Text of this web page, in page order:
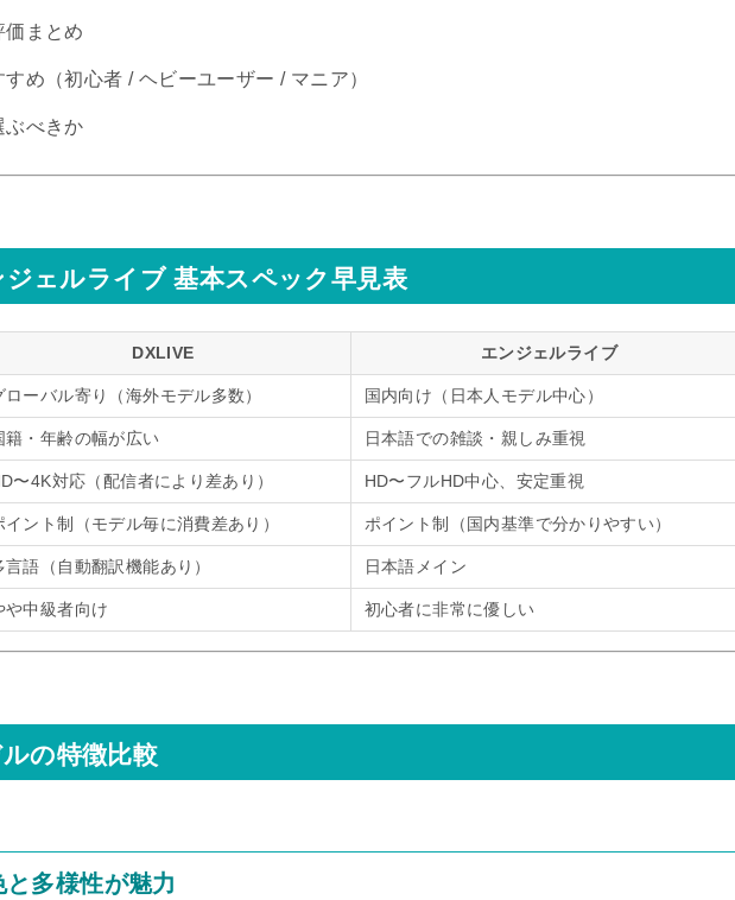
まとめ
め（初心者 / ヘビーユーザー / マニア）
ぶべきか
ェルライブ 基本スペック早見表
DXLIVE エンジェルライブ
ローバル寄り（海外モデル多数） 国内向け（日本人モデル中心）
籍・年齢の幅が広い 日本語での雑談・親しみ重視
〜4K対応（配信者により差あり） HD〜フルHD中心、安定重視
イント制（モデル毎に消費差あり） ポイント制（国内基準で分かりやすい）
言語（自動翻訳機能あり） 日本語メイン
や中級者向け 初心者に非常に優しい
の特徴比較
多様性が魅力